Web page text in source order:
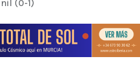
(0-1)